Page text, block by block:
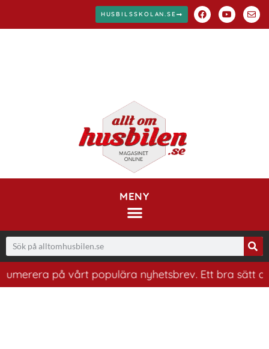
HUSBILSSKOLAN.SE
MENY
på vårt populära nyhetsbrev. Ett bra sätt att ha